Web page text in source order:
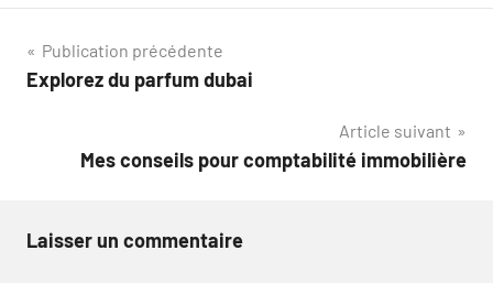
Navigation
de
Publication précédente
Explorez du parfum dubai
Article suivant
Mes conseils pour comptabilité immobilière
Laisser un commentaire